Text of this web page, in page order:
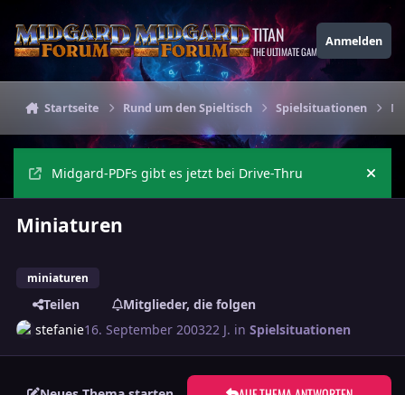
TITAN
THE ULTIMATE GAMING THEME
Anmelden
Startseite Rund um den Spieltisch Spielsituationen
Midgard-PDFs gibt es jetzt bei Drive-Thru
Miniaturen
miniaturen
Teilen
Mitglieder, die folgen
stefanie16. September 200322 J. inSpielsituationen